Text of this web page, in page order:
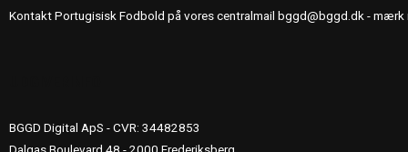
Kontakt Portugisisk Fodbold på vores centralmail bggd@bggd.dk - mærk
BGGD Digital ApS - CVR: 34482853